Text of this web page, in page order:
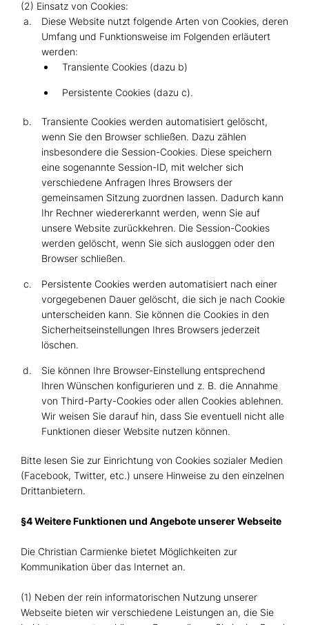
(2) Einsatz von Cookies:
Diese Website nutzt folgende Arten von Cookies, deren
Umfang und Funktionsweise im Folgenden erläutert
werden:
Transiente Cookies (dazu b)
Persistente Cookies (dazu c).
Transiente Cookies werden automatisiert gelöscht,
wenn Sie den Browser schließen. Dazu zählen
insbesondere die Session-Cookies. Diese speichern
eine sogenannte Session-ID, mit welcher sich
verschiedene Anfragen Ihres Browsers der
gemeinsamen Sitzung zuordnen lassen. Dadurch kann
Ihr Rechner wiedererkannt werden, wenn Sie auf
unsere Website zurückkehren. Die Session-Cookies
werden gelöscht, wenn Sie sich ausloggen oder den
Browser schließen.
Persistente Cookies werden automatisiert nach einer
vorgegebenen Dauer gelöscht, die sich je nach Cookie
unterscheiden kann. Sie können die Cookies in den
Sicherheitseinstellungen Ihres Browsers jederzeit
löschen.
Sie können Ihre Browser-Einstellung entsprechend
Ihren Wünschen konfigurieren und z. B. die Annahme
von Third-Party-Cookies oder allen Cookies ablehnen.
Wir weisen Sie darauf hin, dass Sie eventuell nicht alle
Funktionen dieser Website nutzen können.
Bitte lesen Sie zur Einrichtung von Cookies sozialer Medien
(Facebook, Twitter, etc.) unsere Hinweise zu den einzelnen
Drittanbietern.
§4 Weitere Funktionen und Angebote unserer Webseite
Die Christian Carmienke bietet Möglichkeiten zur
Kommunikation über das Internet an.
(1) Neben der rein informatorischen Nutzung unserer
Webseite bieten wir verschiedene Leistungen an, die Sie